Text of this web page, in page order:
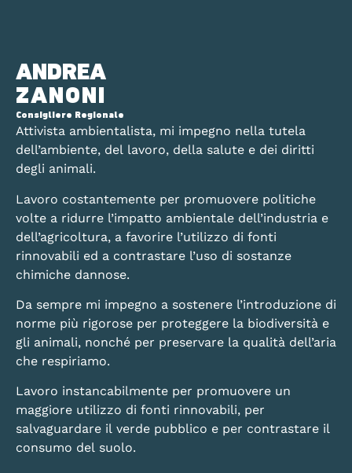
ANDREA
ZANONI
Consigliere Regionale
Attivista ambientalista, mi impegno nella tutela
dell’ambiente, del lavoro, della salute e dei diritti
degli animali.
Lavoro costantemente per promuovere politiche
volte a ridurre l’impatto ambientale dell’industria e
dell’agricoltura, a favorire l’utilizzo di fonti
rinnovabili ed a contrastare l’uso di sostanze
chimiche dannose.
Da sempre mi impegno a sostenere l’introduzione di
norme più rigorose per proteggere la biodiversità e
gli animali, nonché per preservare la qualità dell’aria
che respiriamo.
Lavoro instancabilmente per promuovere un
maggiore utilizzo di fonti rinnovabili, per
salvaguardare il verde pubblico e per contrastare il
consumo del suolo.